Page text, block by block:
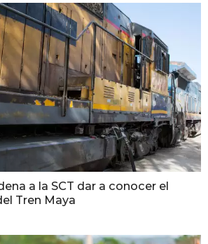
a la SCT dar a conocer el
Tren Maya